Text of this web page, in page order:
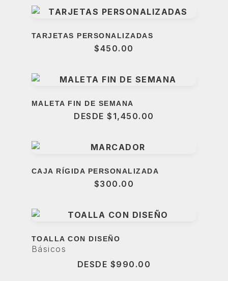
TARJETAS PERSONALIZADAS
$450.00
MALETA FIN DE SEMANA
DESDE$ 1,450.00
CAJA RÍGIDA PERSONALIZADA
$300.00
TOALLA CON DISEÑO
Básicos
DESDE $990.00